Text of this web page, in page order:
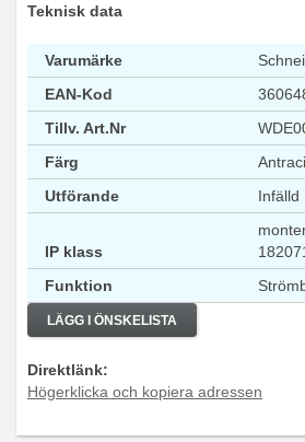
Teknisk data
Varumärke
EAN-Kod
Tillv. Art.Nr
Färg
Utförande
Infälld
IP klass
Funktion
LÄGG I ÖNSKELISTA
Direktlänk:
Högerklicka och kopiera adressen